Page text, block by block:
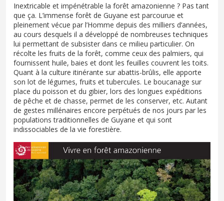
Inextricable et impénétrable la forêt amazonienne ? Pas tant
que ça. L’immense forêt de Guyane est parcourue et
pleinement vécue par l’Homme depuis des milliers d’années,
au cours desquels il a développé de nombreuses techniques
lui permettant de subsister dans ce milieu particulier. On
récolte les fruits de la forêt, comme ceux des palmiers, qui
fournissent huile, baies et dont les feuilles couvrent les toits.
Quant à la culture itinérante sur abattis-brûlis, elle apporte
son lot de légumes, fruits et tubercules. Le boucanage sur
place du poisson et du gibier, lors des longues expéditions
de pêche et de chasse, permet de les conserver, etc. Autant
de gestes millénaires encore perpétués de nos jours par les
populations traditionnelles de Guyane et qui sont
indissociables de la vie forestière.